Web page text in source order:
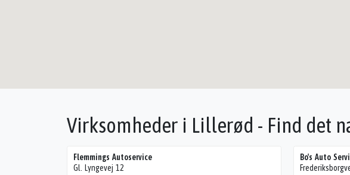
Virksomheder i Lillerød - Find det
Flemmings Autoservice
Gl. Lyngevej 12
Bo's Auto